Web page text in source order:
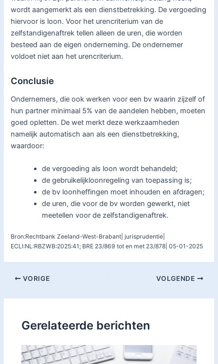
wordt aangemerkt als een dienstbetrekking. De vergoeding
hiervoor is loon. Voor het urencriterium van de
zelfstandigenaftrek tellen alleen de uren, die worden
besteed aan de eigen onderneming. De ondernemer
voldoet niet aan het urencriterium.
Conclusie
Ondernemers, die ook werken voor een bv waarin zijzelf of
hun partner minimaal 5% van de aandelen hebben, moeten
goed opletten. De wet merkt deze werkzaamheden
namelijk automatisch aan als een dienstbetrekking,
waardoor:
de vergoeding als loon wordt behandeld;
de gebruikelijkloonregeling van toepassing is;
de bv loonheffingen moet inhouden en afdragen;
de uren, die voor de bv worden gewerkt, niet
meetellen voor de zelfstandigenaftrek.
Bron:Rechtbank Zeeland-West-Brabant| jurisprudentie|
ECLI:NL:RBZWB:2025:41; BRE 23/869 tot en met 23/878| 05-01-2025
VORIGE VOLGENDE
Gerelateerde berichten